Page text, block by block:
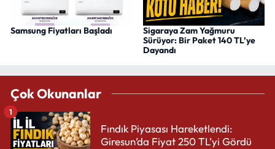
Samsung Fiyatları Başladı
Sigaraya Zam Yağmuru
Sürüyor: Bir Paket 140 TL’ye
Dayandı
Çok Okunanlar
Fındık Piyasası Hareketlendi:
Giresun’da Fiyat 250 TL’yi Gördü
1